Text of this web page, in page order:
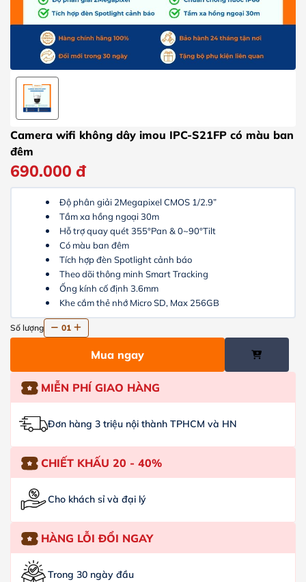
Camera wifi không dây imou IPC-S21FP có màu ban
đêm
690.000 đ
Độ phân giải 2Megapixel CMOS 1/2.9”
Tầm xa hồng ngoại 30m
Hỗ trợ quay quét 355°Pan & 0~90°Tilt
Có màu ban đêm
Tích hợp đèn Spotlight cảnh báo
Theo dõi thông minh Smart Tracking
Ống kính cố định 3.6mm
Khe cắm thẻ nhớ Micro SD, Max 256GB
Số lượng 01
Mua ngay
MIỄN PHÍ GIAO HÀNG
Đơn hàng 3 triệu nội thành TPHCM và HN
CHIẾT KHẤU 20 - 40%
Cho khách sỉ và đại lý
HÀNG LỖI ĐỔI NGAY
Trong 30 ngày đầu